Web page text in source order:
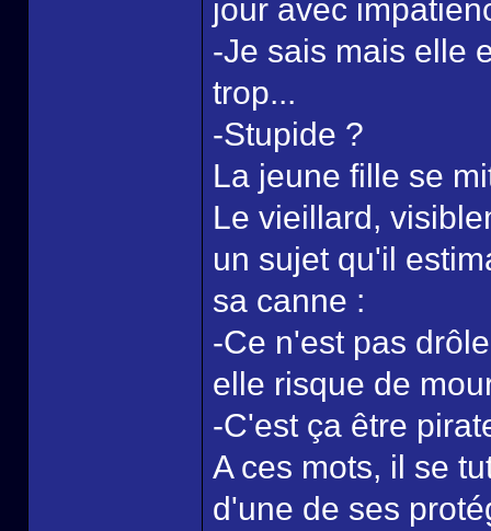
jour avec
-Je sais mais elle
trop...
-Stupide ?
La jeune fille se
Le vieillard,
un sujet qu'il
sa canne :
-Ce n'est pas
elle risque de
-C'est ça être
A ces mots, il se
d'une de ses